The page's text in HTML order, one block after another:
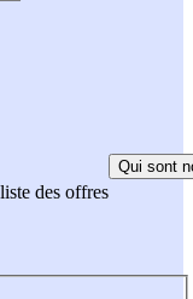
des offres
Qui sont